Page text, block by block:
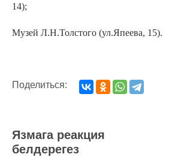
14);
Музей Л.Н.Толстого (ул.Япеева, 15).
Поделиться:
Язмага реакция
белдерегез